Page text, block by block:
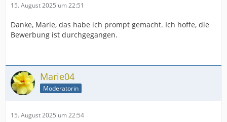
15. August 2025 um 22:51
Danke, Marie, das habe ich prompt gemacht. Ich hoffe, die
Bewerbung ist durchgegangen.
Marie04
Moderatorin
15. August 2025 um 22:54